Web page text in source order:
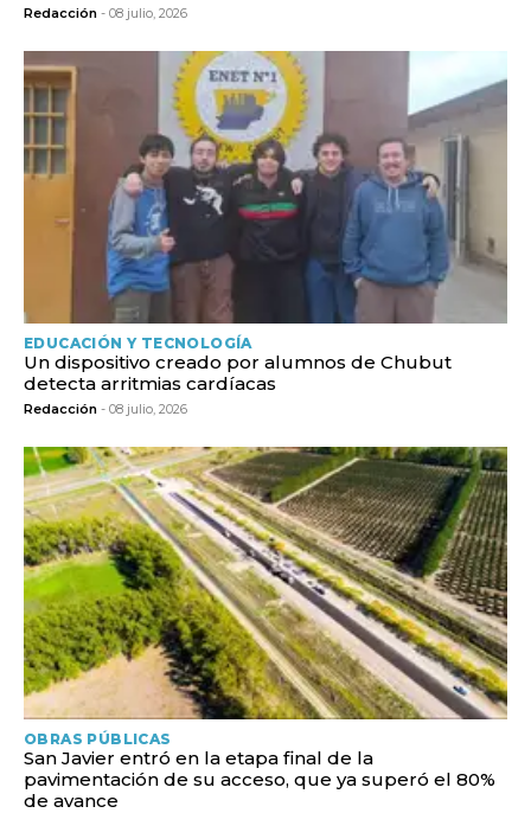
Redacción - 08 julio, 2026
EDUCACIÓN Y TECNOLOGÍA
Un dispositivo creado por alumnos de Chubut
detecta arritmias cardíacas
Redacción - 08 julio, 2026
OBRAS PÚBLICAS
San Javier entró en la etapa final de la
pavimentación de su acceso, que ya superó el 80%
de avance